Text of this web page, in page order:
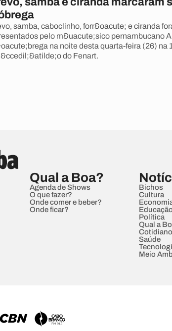
samba, caboclinho, forr&oacute; e ciranda
pelo m&uacute;sico pernambucano
na noite desta quarta-feira (26) na
do Fenart.
Qual a Boa?
Agenda de Shows
O que fazer?
Onde comer e beber?
Onde ficar?
Bichos
Cultura
Educação
Política
Qual a
Cotidiano
Saúde
Meio